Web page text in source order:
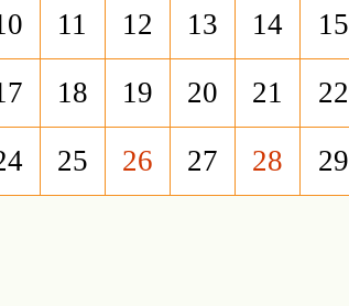
11 12 13 14 15
18 19 20 21 22
25 26 27 28 29